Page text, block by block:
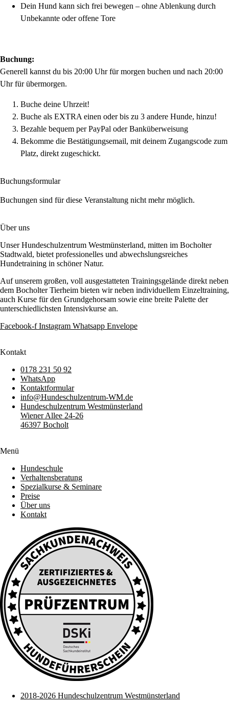
Dein Hund kann sich frei bewegen – ohne Ablenkung durch
Unbekannte oder offene Tore
Buchung:
Generell kannst du bis 20:00 Uhr für morgen buchen und nach 20:00
Uhr für übermorgen.
Buche deine Uhrzeit!
Buche als EXTRA einen oder bis zu 3 andere Hunde, hinzu!
Bezahle bequem per PayPal oder Banküberweisung
Bekomme die Bestätigungsemail, mit deinem Zugangscode zum
Platz, direkt zugeschickt.
Buchungsformular
Buchungen sind für diese Veranstaltung nicht mehr möglich.
Über uns
Unser Hundeschulzentrum Westmünsterland, mitten im Bocholter
Stadtwald, bietet professionelles und abwechslungsreiches
Hundetraining in schöner Natur.
Auf unserem großen, voll ausgestatteten Trainingsgelände direkt neben
dem Bocholter Tierheim bieten wir neben individuellem Einzeltraining,
auch Kurse für den Grundgehorsam sowie eine breite Palette der
unterschiedlichsten Intensivkurse an.
Facebook-f Instagram Whatsapp Envelope
Kontakt
0178 231 50 92
WhatsApp
Kontaktformular
info@Hundeschulzentrum-WM.de
Hundeschulzentrum Westmünsterland
Wiener Allee 24-26
46397 Bocholt
Menü
Hundeschule
Verhaltensberatung
Spezialkurse & Seminare
Preise
Über uns
Kontakt
2018-2026 Hundeschulzentrum Westmünsterland